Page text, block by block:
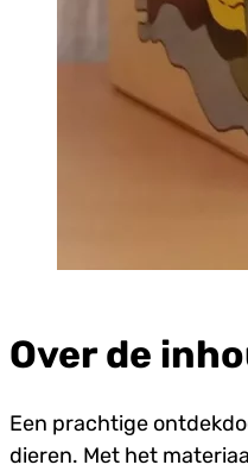
Over de
Een prachtige
dieren. Met het